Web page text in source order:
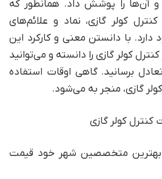
و آن‌ها را پوشش داد. همانطور که
کولر گازی، نماد و علائم‌های
دارد. با دانستن معنی و کارکرد این
کولر گازی را دانسته و می‌توانید
برسانید. گاهی اوقات استفاده
گازی، منجر به می‌شود.
کنترل کولر گازی
بهترین متخصصین شهر خود قیمت